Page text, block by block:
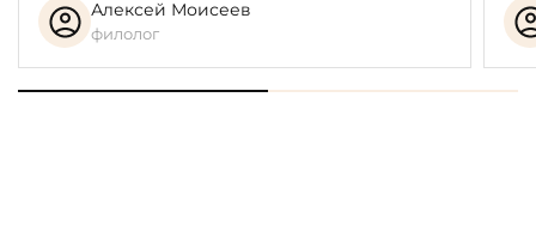
Алексей Моисеев
филолог